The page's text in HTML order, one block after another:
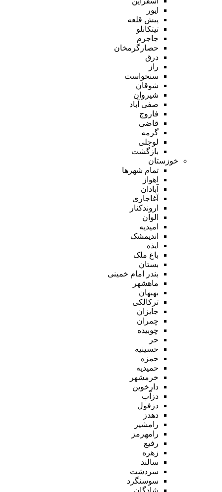
ایور
پیش قلعه
تیتکانلو
جاجرم
حصارگرمخان
درق
راز
سنخواست
شوقان
شیروان
صفی آباد
فاروج
قاضی
گرمه
لوجلی
بازگشت
خوزستان
تمام شهر‌ها
اهواز
آبادان
آغاجاری
اروندکنار
الوان
امیدیه
اندیمشک
ایذه
باغ ملک
بستان
بندر امام خمینی
ماهشهر
بهبهان
ترکالکی
جایزان
چمران
چوبیده
حر
حسینیه
حمزه
حمیدیه
خرمشهر
دارخوین
دزآب
دزفول
دهدز
رامشیر
رامهرمز
رفیع
زهره
سالند
سردشت
سوسنگرد
شادگان